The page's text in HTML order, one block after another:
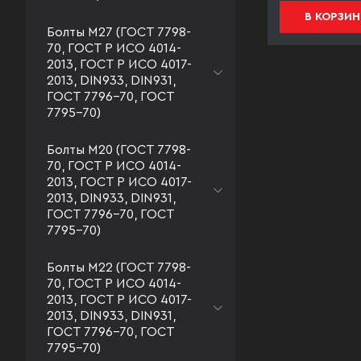
Болты М27 (ГОСТ 7798-
70, ГОСТ Р ИСО 4014-
2013, ГОСТ Р ИСО 4017-
2013, DIN933, DIN931,
ГОСТ 7796-70, ГОСТ
7795-70)
Болты М20 (ГОСТ 7798-
70, ГОСТ Р ИСО 4014-
2013, ГОСТ Р ИСО 4017-
2013, DIN933, DIN931,
ГОСТ 7796-70, ГОСТ
7795-70)
Болты М22 (ГОСТ 7798-
70, ГОСТ Р ИСО 4014-
2013, ГОСТ Р ИСО 4017-
2013, DIN933, DIN931,
ГОСТ 7796-70, ГОСТ
7795-70)
В